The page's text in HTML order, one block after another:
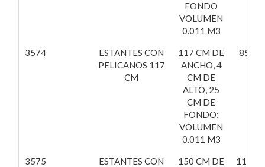
FONDO
VOLUMEN
0.011 M3
3574
ESTANTES CON
PELICANOS 117
CM
117 CM DE
ANCHO, 4
CM DE
ALTO, 25
CM DE
FONDO;
VOLUMEN
0.011 M3
3575
ESTANTES CON
150 CM DE